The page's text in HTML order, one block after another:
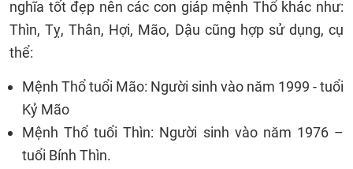
nghĩa tốt đẹp nên các con giáp mệnh Thổ khác như:
Thìn, Tỵ, Thân, Hợi, Mão, Dậu cũng hợp sử dụng, cụ
thể:
Mệnh Thổ tuổi Mão: Người sinh vào năm 1999 - tuổi
Kỷ Mão
Mệnh Thổ tuổi Thìn: Người sinh vào năm 1976 –
tuổi Bính Thìn.